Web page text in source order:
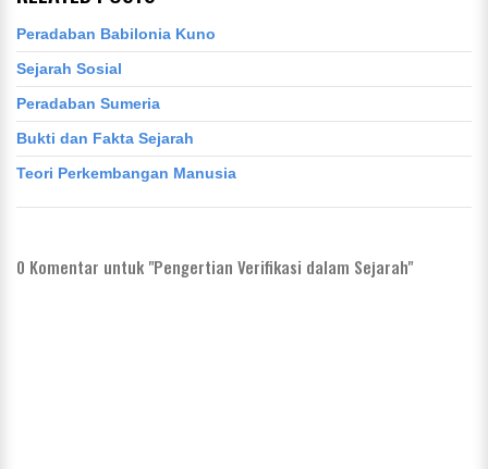
Peradaban Babilonia Kuno
Sejarah Sosial
Peradaban Sumeria
Bukti dan Fakta Sejarah
Teori Perkembangan Manusia
0 Komentar untuk "Pengertian Verifikasi dalam Sejarah"